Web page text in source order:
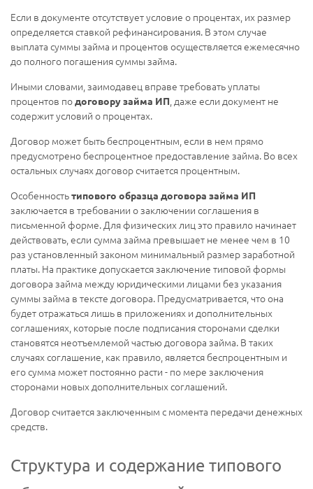
Если в документе отсутствует условие о процентах, их размер
определяется ставкой рефинансирования. В этом случае
выплата суммы займа и процентов осуществляется ежемесячно
до полного погашения суммы займа.
Иными словами, заимодавец вправе требовать уплаты
процентов подоговору займа ИП, даже если документ не
содержит условий о процентах.
Договор может быть беспроцентным, если в нем прямо
предусмотрено беспроцентное предоставление займа. Во всех
остальных случаях договор считается процентным.
Особенностьтипового образца договора займа ИП
заключается в требовании о заключении соглашения в
письменной форме. Для физических лиц это правило начинает
действовать, если сумма займа превышает не менее чем в 10
раз установленный законом минимальный размер заработной
платы. На практике допускается заключение типовой формы
договора займа между юридическими лицами без указания
суммы займа в тексте договора. Предусматривается, что она
будет отражаться лишь в приложениях и дополнительных
соглашениях, которые после подписания сторонами сделки
становятся неотъемлемой частью договора займа. В таких
случаях соглашение, как правило, является беспроцентным и
его сумма может постоянно расти - по мере заключения
сторонами новых дополнительных соглашений.
Договор считается заключенным с момента передачи денежных
средств.
Структура и содержание типового